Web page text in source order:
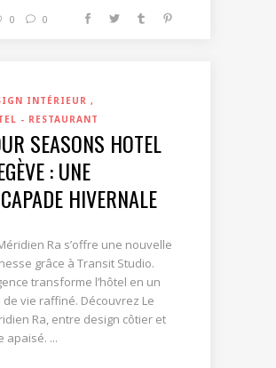
0 0
INTÉRIEUR
- RESTAURANT
SEASONS HOTEL
: UNE
HIVERNALE
Ra s’offre une nouvelle
grâce à Transit Studio.
transforme l’hôtel en un
de vie raffiné. Découvrez Le
Ra, entre design côtier et
apaisé. ...